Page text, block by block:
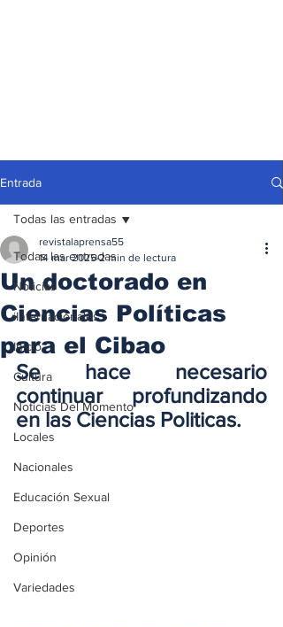
Entrada
Todas las entradas
Noticias
iInternacionales
Inicio
Cultura
Noticias Del Momento
Locales
Nacionales
Educación Sexual
Deportes
Opinión
Variedades
Todas las entradas
Un doctorado en
Ciencias Políticas
para el Cibao
revistalaprensa55
14 mar 2025 2 min de lectura
Se hace necesario
continuar profundizando
en las Ciencias Politicas.